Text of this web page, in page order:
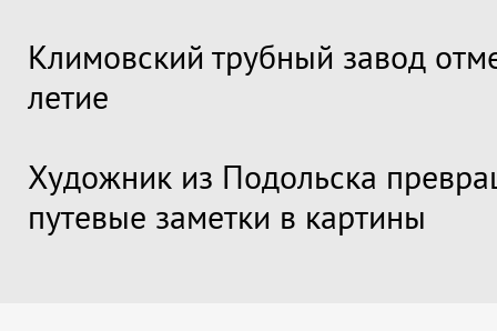
Климовский трубный завод
летие
Художник из Подольска
путевые заметки в картины